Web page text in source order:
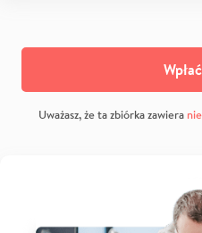
Uważasz, że ta zbiórka zawiera